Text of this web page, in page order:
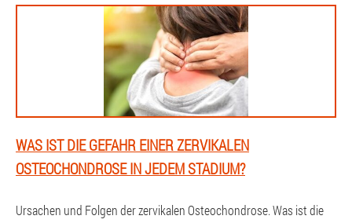
WAS IST DIE GEFAHR EINER ZERVIKALEN
OSTEOCHONDROSE IN JEDEM STADIUM?
Ursachen und Folgen der zervikalen Osteochondrose. Was ist die